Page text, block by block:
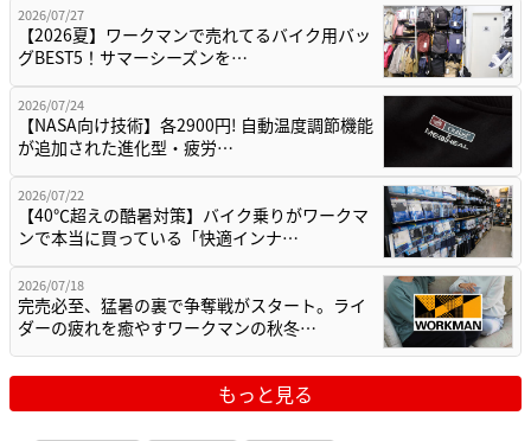
2026/07/27
【2026夏】ワークマンで売れてるバイク用バッ
グBEST5！サマーシーズンを…
2026/07/24
【NASA向け技術】各2900円! 自動温度調節機能
が追加された進化型・疲労…
2026/07/22
【40℃超えの酷暑対策】バイク乗りがワークマ
ンで本当に買っている「快適インナ…
2026/07/18
完売必至、猛暑の裏で争奪戦がスタート。ライ
ダーの疲れを癒やすワークマンの秋冬…
もっと見る